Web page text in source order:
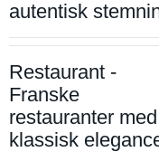
autentisk
Restaurant -
Franske
restauranter med
klassisk